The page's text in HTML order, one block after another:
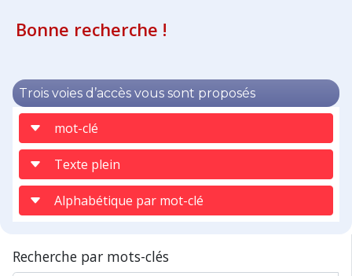
Bonne recherche !
Trois voies d’accès vous sont proposés
mot-clé
Texte plein
Alphabétique par mot-clé
Recherche par mots-clés